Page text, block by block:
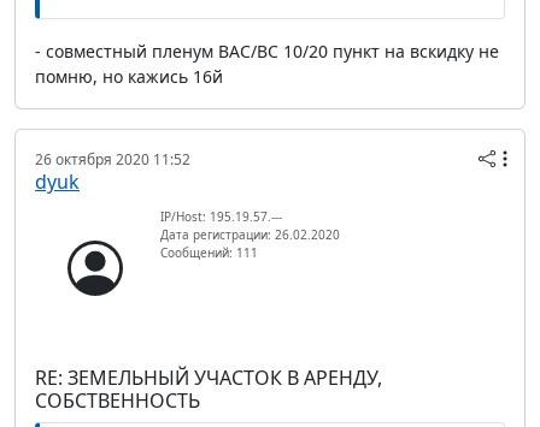
- совместный пленум ВАС/ВС 10/20 пункт на вскидку не
помню, но кажись 16й
26 октября 2020 11:52
dyuk
IP/Host: 195.19.57.---
Дата регистрации: 26.02.2020
Сообщений: 111
RE: ЗЕМЕЛЬНЫЙ УЧАСТОК В АРЕНДУ,
СОБСТВЕННОСТЬ